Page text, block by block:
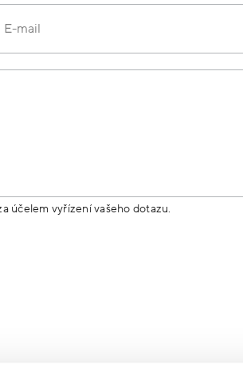
E-mail
účelem vyřízení vašeho dotazu.